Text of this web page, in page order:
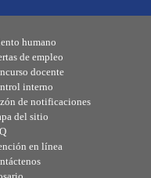
humano
de empleo
docente
interno
de notificaciones
del sitio
en línea